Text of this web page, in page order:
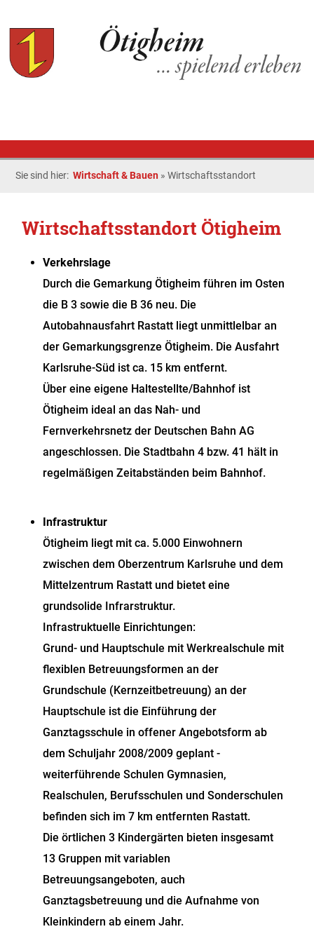
Sie sind hier:Wirtschaft & Bauen »Wirtschaftsstandort
Wirtschaftsstandort Ötigheim
Verkehrslage
Durch die Gemarkung Ötigheim führen im Osten
die B 3 sowie die B 36 neu. Die
Autobahnausfahrt Rastatt liegt unmittlelbar an
der Gemarkungsgrenze Ötigheim. Die Ausfahrt
Karlsruhe-Süd ist ca. 15 km entfernt.
Über eine eigene Haltestellte/Bahnhof ist
Ötigheim ideal an das Nah- und
Fernverkehrsnetz der Deutschen Bahn AG
angeschlossen. Die Stadtbahn 4 bzw. 41 hält in
regelmäßigen Zeitabständen beim Bahnhof.
Infrastruktur
Ötigheim liegt mit ca. 5.000 Einwohnern
zwischen dem Oberzentrum Karlsruhe und dem
Mittelzentrum Rastatt und bietet eine
grundsolide Infrarstruktur.
Infrastruktuelle Einrichtungen:
Grund- und Hauptschule mit Werkrealschule mit
flexiblen Betreuungsformen an der
Grundschule (Kernzeitbetreuung) an der
Hauptschule ist die Einführung der
Ganztagsschule in offener Angebotsform ab
dem Schuljahr 2008/2009 geplant -
weiterführende Schulen Gymnasien,
Realschulen, Berufsschulen und Sonderschulen
befinden sich im 7 km entfernten Rastatt.
Die örtlichen 3 Kindergärten bieten insgesamt
13 Gruppen mit variablen
Betreuungsangeboten, auch
Ganztagsbetreuung und die Aufnahme von
Kleinkindern ab einem Jahr.